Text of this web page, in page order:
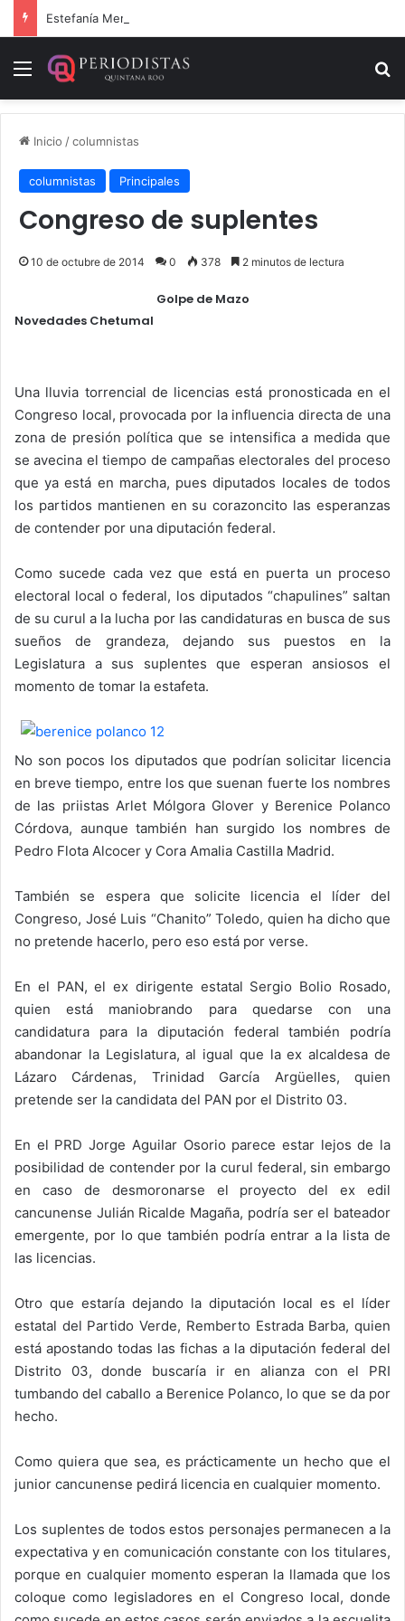
Menú
Inicio /columnistas
columnistas Principales
Congreso de suplentes
10 de octubre de 2014 0 378 2 minutos de lectura
Golpe de Mazo
Novedades Chetumal
Una lluvia torrencial de licencias está pronosticada en el
Congreso local, provocada por la influencia directa de una
zona de presión política que se intensifica a medida que
se avecina el tiempo de campañas electorales del proceso
que ya está en marcha, pues diputados locales de todos
los partidos mantienen en su corazoncito las esperanzas
de contender por una diputación federal.
Como sucede cada vez que está en puerta un proceso
electoral local o federal, los diputados “chapulines” saltan
de su curul a la lucha por las candidaturas en busca de sus
sueños de grandeza, dejando sus puestos en la
Legislatura a sus suplentes que esperan ansiosos el
momento de tomar la estafeta.
No son pocos los diputados que podrían solicitar licencia
en breve tiempo, entre los que suenan fuerte los nombres
de las priistas Arlet Mólgora Glover y Berenice Polanco
Córdova, aunque también han surgido los nombres de
Pedro Flota Alcocer y Cora Amalia Castilla Madrid.
También se espera que solicite licencia el líder del
Congreso, José Luis “Chanito” Toledo, quien ha dicho que
no pretende hacerlo, pero eso está por verse.
En el PAN, el ex dirigente estatal Sergio Bolio Rosado,
quien está maniobrando para quedarse con una
candidatura para la diputación federal también podría
abandonar la Legislatura, al igual que la ex alcaldesa de
Lázaro Cárdenas, Trinidad García Argüelles, quien
pretende ser la candidata del PAN por el Distrito 03.
En el PRD Jorge Aguilar Osorio parece estar lejos de la
posibilidad de contender por la curul federal, sin embargo
en caso de desmoronarse el proyecto del ex edil
cancunense Julián Ricalde Magaña, podría ser el bateador
emergente, por lo que también podría entrar a la lista de
las licencias.
Otro que estaría dejando la diputación local es el líder
estatal del Partido Verde, Remberto Estrada Barba, quien
está apostando todas las fichas a la diputación federal del
Distrito 03, donde buscaría ir en alianza con el PRI
tumbando del caballo a Berenice Polanco, lo que se da por
hecho.
Como quiera que sea, es prácticamente un hecho que el
junior cancunense pedirá licencia en cualquier momento.
Los suplentes de todos estos personajes permanecen a la
expectativa y en comunicación constante con los titulares,
porque en cualquier momento esperan la llamada que los
coloque como legisladores en el Congreso local, donde